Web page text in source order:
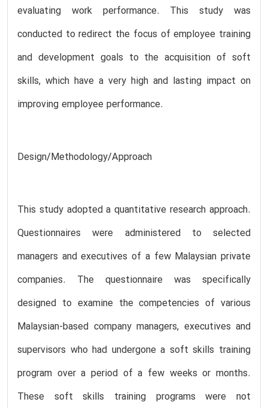
evaluating work performance. This study was
conducted to redirect the focus of employee training
and development goals to the acquisition of soft
skills, which have a very high and lasting impact on
improving employee performance.
Design/Methodology/Approach
This study adopted a quantitative research approach.
Questionnaires were administered to selected
managers and executives of a few Malaysian private
companies. The questionnaire was specifically
designed to examine the competencies of various
Malaysian-based company managers, executives and
supervisors who had undergone a soft skills training
program over a period of a few weeks or months.
These soft skills training programs were not